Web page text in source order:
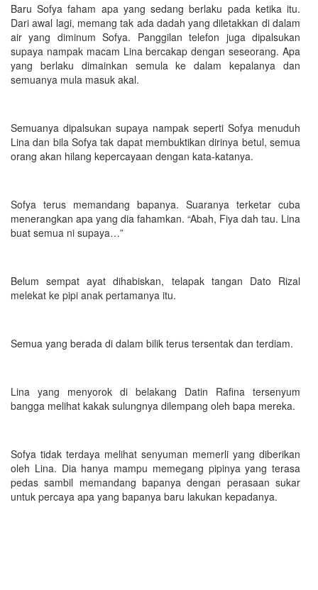
Baru Sofya faham apa yang sedang berlaku pada ketika itu.
Dari awal lagi, memang tak ada dadah yang diletakkan di dalam
air yang diminum Sofya. Panggilan telefon juga dipalsukan
supaya nampak macam Lina bercakap dengan seseorang. Apa
yang berlaku dimainkan semula ke dalam kepalanya dan
semuanya mula masuk akal.
Semuanya dipalsukan supaya nampak seperti Sofya menuduh
Lina dan bila Sofya tak dapat membuktikan dirinya betul, semua
orang akan hilang kepercayaan dengan kata-katanya.
Sofya terus memandang bapanya. Suaranya terketar cuba
menerangkan apa yang dia fahamkan. “Abah, Fiya dah tau. Lina
buat semua ni supaya…”
Belum sempat ayat dihabiskan, telapak tangan Dato Rizal
melekat ke pipi anak pertamanya itu.
Semua yang berada di dalam bilik terus tersentak dan terdiam.
Lina yang menyorok di belakang Datin Rafina tersenyum
bangga melihat kakak sulungnya dilempang oleh bapa mereka.
Sofya tidak terdaya melihat senyuman memerli yang diberikan
oleh Lina. Dia hanya mampu memegang pipinya yang terasa
pedas sambil memandang bapanya dengan perasaan sukar
untuk percaya apa yang bapanya baru lakukan kepadanya.